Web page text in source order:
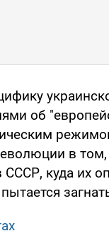
об
в
СССР, куда их